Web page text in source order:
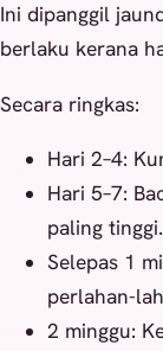
Ini dipanggil
berlaku kerana
Secara ringkas:
Hari 2–4:
Hari 5–7:
paling tinggi.
Selepas 1
perlahan-
2 minggu: